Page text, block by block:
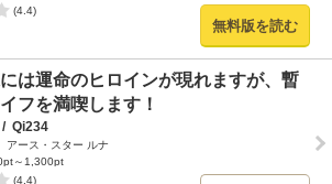
(4.4)
無料版を読む
は運命のヒロインが現れますが、暫
フを満喫します！
/ Qi234
アース・スター ルナ
～1,300pt
(4.4)